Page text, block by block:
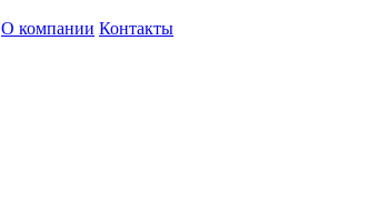
О компании Контакты